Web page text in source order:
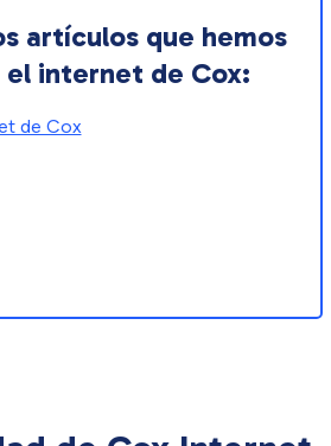
artículos que hemos
internet de Cox:
de Cox